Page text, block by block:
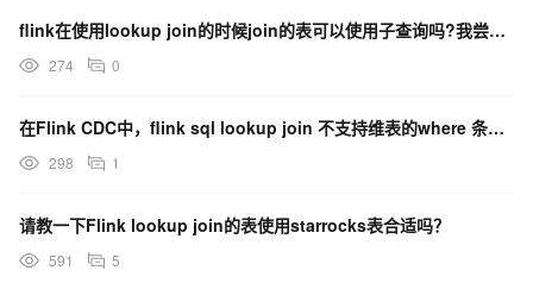
flink在使用lookup join的时候join的表可以使用子查询吗?我尝试了几种写法都不行
274 0
在Flink CDC中，flink sql lookup join 不支持维表的where 条件嘛？
298 1
请教一下Flink lookup join的表使用starrocks表合适吗？
591 5